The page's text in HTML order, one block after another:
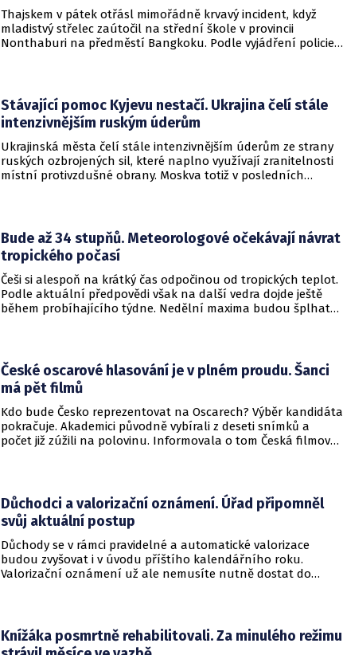
Thajskem v pátek otřásl mimořádně krvavý incident, když
mladistvý střelec zaútočil na střední škole v provincii
Nonthaburi na předměstí Bangkoku. Podle vyjádření policie
Stávající pomoc Kyjevu nestačí. Ukrajina čelí stále
intenzivnějším ruským úderům
Ukrajinská města čelí stále intenzivnějším úderům ze strany
ruských ozbrojených sil, které naplno využívají zranitelnosti
místní protivzdušné obrany. Moskva totiž v posledních
obyvatelstvu dává jen pramalou šanci se včas ukrýt.
Bude až 34 stupňů. Meteorologové očekávají návrat
tropického počasí
Češi si alespoň na krátký čas odpočinou od tropických teplot.
Podle aktuální předpovědi však na další vedra dojde ještě
během probíhajícího týdne. Nedělní maxima budou šplhat
České oscarové hlasování je v plném proudu. Šanci
má pět filmů
Kdo bude Česko reprezentovat na Oscarech? Výběr kandidáta
pokračuje. Akademici původně vybírali z deseti snímků a
počet již zúžili na polovinu. Informovala o tom Česká filmová
Důchodci a valorizační oznámení. Úřad připomněl
svůj aktuální postup
Důchody se v rámci pravidelné a automatické valorizace
budou zvyšovat i v úvodu příštího kalendářního roku.
Valorizační oznámení už ale nemusíte nutně dostat do
Knížáka posmrtně rehabilitovali. Za minulého režimu